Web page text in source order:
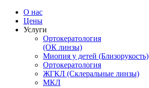
О нас
Цены
Услуги
Ортокератология
(ОК линзы)
Миопия у детей (Близорукость)
Ортокератология
ЖГКЛ (Склеральные линзы)
МКЛ